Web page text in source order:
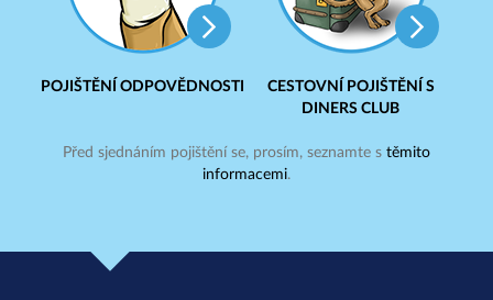
POJIŠTĚNÍ ODPOVĚDNOSTI
CESTOVNÍ POJIŠTĚNÍ S
DINERS CLUB
Před sjednáním pojištění se, prosím, seznamte s těmito
informacemi.